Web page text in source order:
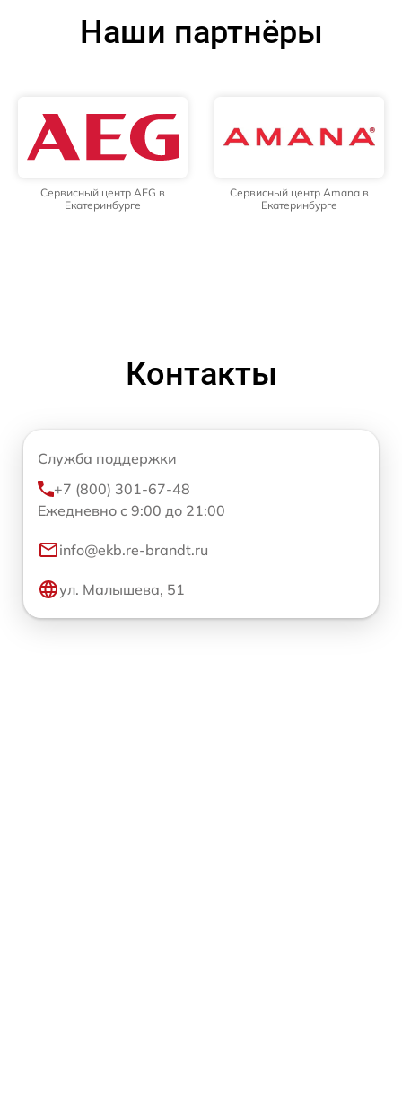
Наши партнёры
Сервисный центр AEG в
Екатеринбурге
Сервисный центр Amana в
Екатеринбурге
Контакты
Служба поддержки
+7 (800) 301-67-48
Ежедневно с 9:00 до 21:00
info@ekb.re-brandt.ru
ул. Малышева, 51